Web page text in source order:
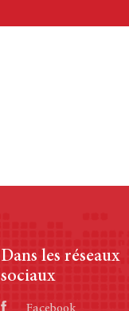
Dans les réseaux
sociaux